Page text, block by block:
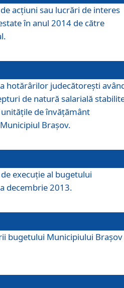
acţiuni sau lucrări de interes
în anul 2014 de către
hotărârilor judecătoreşti
de natură salarială
de învăţământ
Braşov.
execuţie al bugetului
decembrie 2013.
bugetului Municipiului Braşov